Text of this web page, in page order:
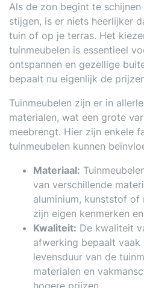
Als de zon begint te
stijgen, is er niets heerlijker
tuin of op je terras. Het
tuinmeubelen is essentieel
ontspannen en gezellige
bepaalt nu eigenlijk de
Tuinmeubelen zijn er in
materialen, wat een grote
meebrengt. Hier zijn enkele
tuinmeubelen kunnen
Materiaal:
van verschillende
aluminium, kunststof of
zijn eigen kenmerken
Kwaliteit: De kwaliteit
afwerking bepaalt vaak
levensduur van de
materialen en
hogere prijzen.